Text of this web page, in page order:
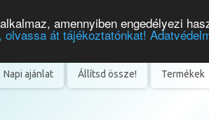
amennyiben engedélyezi
át tájékoztatónkat!
Napi ajánlat Állítsd össze! Termékek